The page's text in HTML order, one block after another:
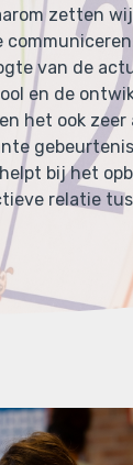
zetten
van de
en de
het ook zeer
bij het
relatie